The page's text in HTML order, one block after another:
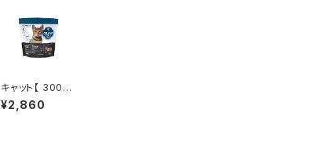
キャット【 300g
】サーフ&ターフ
- SURF AND T
¥2,860